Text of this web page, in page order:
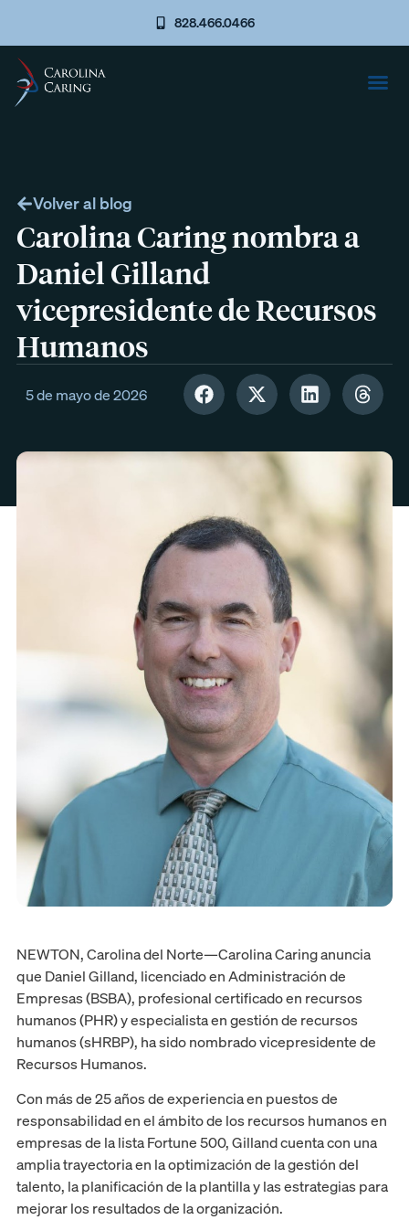
828.466.0466
Volver al blog
Carolina Caring nombra a
Daniel Gilland
vicepresidente de Recursos
Humanos
5 de mayo de 2026
NEWTON, Carolina del Norte—Carolina Caring anuncia
que Daniel Gilland, licenciado en Administración de
Empresas (BSBA), profesional certificado en recursos
humanos (PHR) y especialista en gestión de recursos
humanos (sHRBP), ha sido nombrado vicepresidente de
Recursos Humanos.
Con más de 25 años de experiencia en puestos de
responsabilidad en el ámbito de los recursos humanos en
empresas de la lista Fortune 500, Gilland cuenta con una
amplia trayectoria en la optimización de la gestión del
talento, la planificación de la plantilla y las estrategias para
mejorar los resultados de la organización.